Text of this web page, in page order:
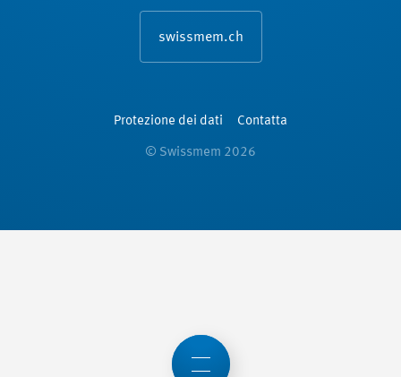
swissmem.ch
Protezione dei dati Contatta
© Swissmem 2026